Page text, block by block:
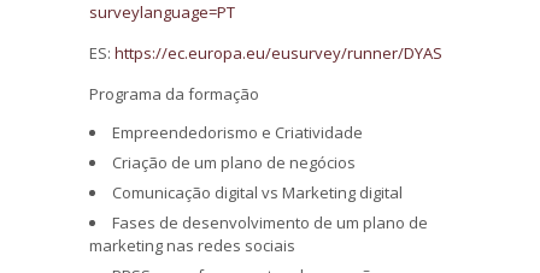
surveylanguage=PT
ES: https://ec.europa.eu/eusurvey/runner/DYAS
Programa da formação
Empreendedorismo e Criatividade
Criação de um plano de negócios
Comunicação digital vs Marketing digital
Fases de desenvolvimento de um plano de
marketing nas redes sociais